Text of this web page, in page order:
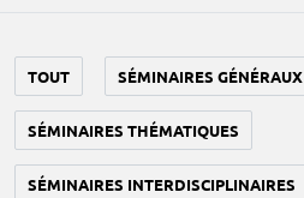
TOUT SÉMINAIRES GÉNÉRAUX
SÉMINAIRES THÉMATIQUES
SÉMINAIRES INTERDISCIPLINAIRES